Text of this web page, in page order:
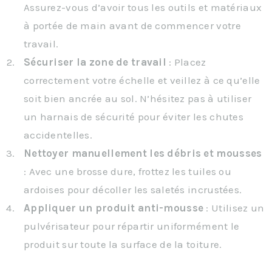
Assurez-vous d’avoir tous les outils et matériaux
à portée de main avant de commencer votre
travail.
Sécuriser la zone de travail : Placez
correctement votre échelle et veillez à ce qu’elle
soit bien ancrée au sol. N’hésitez pas à utiliser
un harnais de sécurité pour éviter les chutes
accidentelles.
Nettoyer manuellement les débris et mousses
: Avec une brosse dure, frottez les tuiles ou
ardoises pour décoller les saletés incrustées.
Appliquer un produit anti-mousse : Utilisez un
pulvérisateur pour répartir uniformément le
produit sur toute la surface de la toiture.